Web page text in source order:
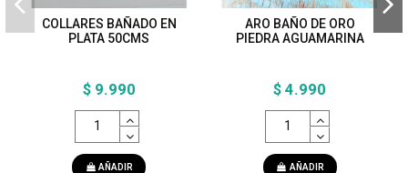
COLLARES BAÑADO EN
PLATA 50CMS
$ 9.990
AÑADIR
ARO BAÑO DE ORO
PIEDRA AGUAMARINA
$ 4.990
AÑADIR